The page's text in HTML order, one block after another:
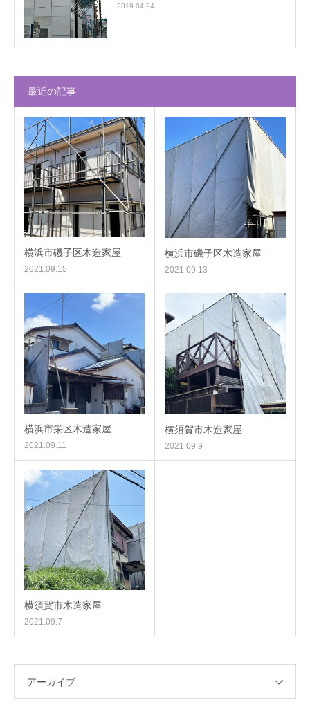
2019.04.24
最近の記事
横浜市磯子区木造家屋
2021.09.15
横浜市磯子区木造家屋
2021.09.13
横浜市栄区木造家屋
2021.09.11
横須賀市木造家屋
2021.09.9
横須賀市木造家屋
2021.09.7
アーカイブ